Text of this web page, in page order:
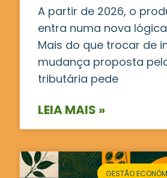
A partir de 2026, o
entra numa nova
Mais do que trocar de
mudança proposta
tributária pede
LEIA MAIS »
GESTÃO